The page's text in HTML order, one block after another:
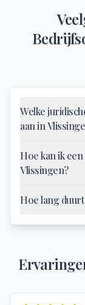
Welke
aan in
Hoe kan ik
Vlissingen?
Hoe lang